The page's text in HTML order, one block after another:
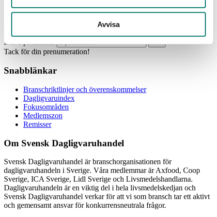
Avvisa
Din e-postadress
Tack för din prenumeration!
Snabblänkar
Branschriktlinjer och överenskommelser
Dagligvaruindex
Fokusområden
Medlemszon
Remisser
Om Svensk Dagligvaruhandel
Svensk Dagligvaruhandel är branschorganisationen för
dagligvaruhandeln i Sverige. Våra medlemmar är Axfood, Coop
Sverige, ICA Sverige, Lidl Sverige och Livsmedelshandlarna.
Dagligvaruhandeln är en viktig del i hela livsmedelskedjan och
Svensk Dagligvaruhandel verkar för att vi som bransch tar ett aktivt
och gemensamt ansvar för konkurrensneutrala frågor.